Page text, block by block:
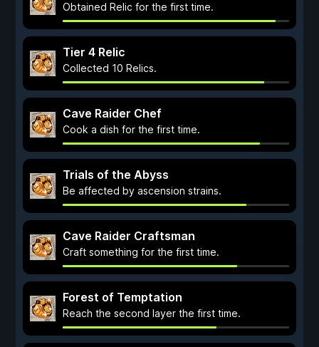
Obtained Relic for the first time.
Tier 4 Relic
Collected 10 Relics.
Cave Raider Chef
Cook a dish for the first time.
Trials of the Abyss
Be affected by ascension strains.
Cave Raider Craftsman
Craft something for the first time.
Forest of Temptation
Reach the second layer the first time.